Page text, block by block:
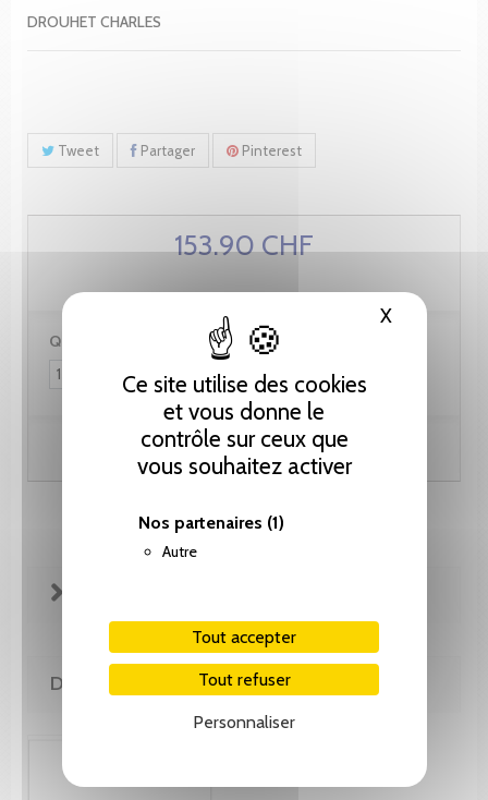
Ce site utilise des cookies
et vous donne le
contrôle sur ceux que
vous souhaitez activer
Nos partenaires (1)
Autre
Tout accepter
Tout refuser
Personnaliser
XMasquer
DROUHET CHARLES
Tweet Partager Pinterest
153.90 CHF
Quantité :
Ajouter au panier
DE MÊME AUTEUR(E)